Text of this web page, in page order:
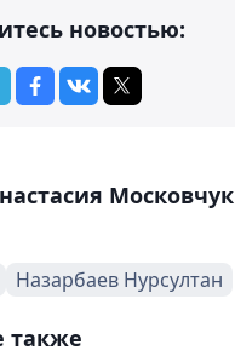
новостью:
Московчук
Назарбаев Нурсултан
также